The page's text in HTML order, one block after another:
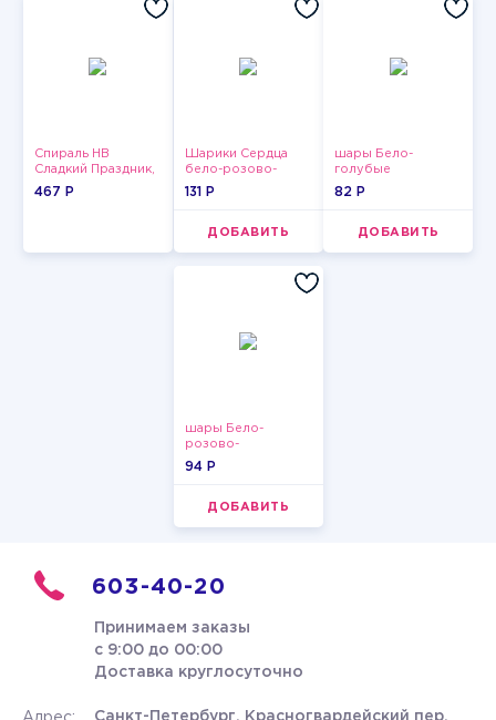
Спираль HB
Сладкий Праздник,
12 шт.
467 P
Шарики Сердца
бело-розово-
красные
131 P
ДОБАВИТЬ
шары Бело-
голубые
пастельные
82 P
ДОБАВИТЬ
шары Бело-
розово-
фиолетово-
94 P
ДОБАВИТЬ
603-40-20
Принимаем заказы
с 9:00 до 00:00
Доставка круглосуточно
Санкт-Петербург, Красногвардейский пер.